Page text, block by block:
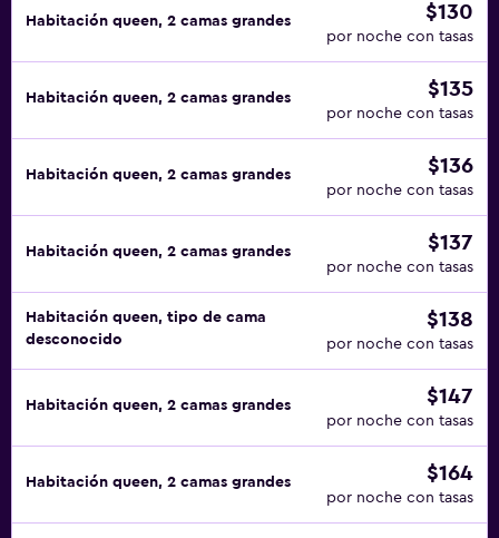
Habitación queen, 2 camas grandes $130
por noche con tasas
Habitación queen, 2 camas grandes $135
por noche con tasas
Habitación queen, 2 camas grandes $136
por noche con tasas
Habitación queen, 2 camas grandes $137
por noche con tasas
Habitación queen, tipo de cama
desconocido
$138
por noche con tasas
Habitación queen, 2 camas grandes $147
por noche con tasas
Habitación queen, 2 camas grandes $164
por noche con tasas